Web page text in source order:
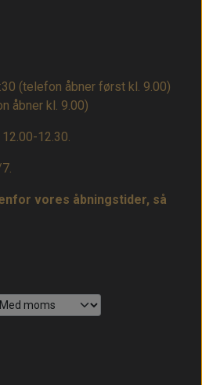
(telefon åbner først kl. 9.00)
åbner kl. 9.00)
12.30.
vores åbningstider, så